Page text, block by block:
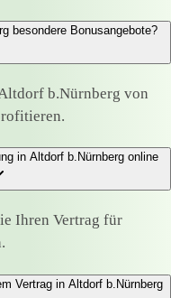
besondere Bonusangebote?
b.Nürnberg von
in Altdorf b.Nürnberg online
Ihren Vertrag für
Vertrag in Altdorf b.Nürnberg